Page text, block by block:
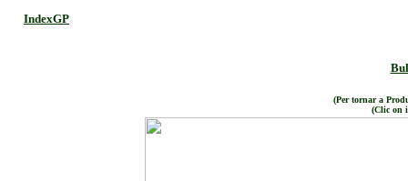
(Per tornar a
(Clic on
IndexGP